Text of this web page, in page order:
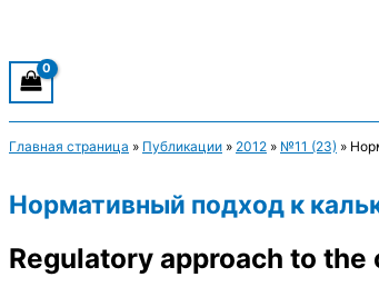
Главная страница » Публикации » 2012 » №11 (23) »
Нормативный подход к
Regulatory approach to